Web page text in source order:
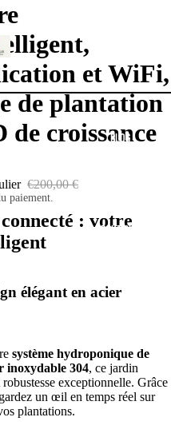
BLOG
BOUTIQUE
et WiFi,
de plantation
de croissance
€200,00 €
paiement.
: votre
élégant en acier
système hydroponique de
inoxydable 304, ce jardin
exceptionnelle. Grâce
un œil en temps réel sur
plantations.